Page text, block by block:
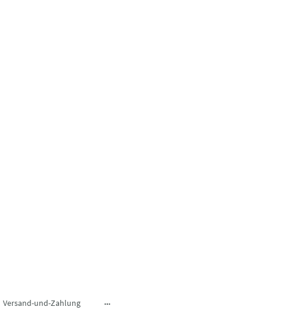
Versand-und-Zahlung